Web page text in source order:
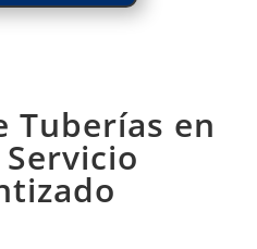
Tuberías en